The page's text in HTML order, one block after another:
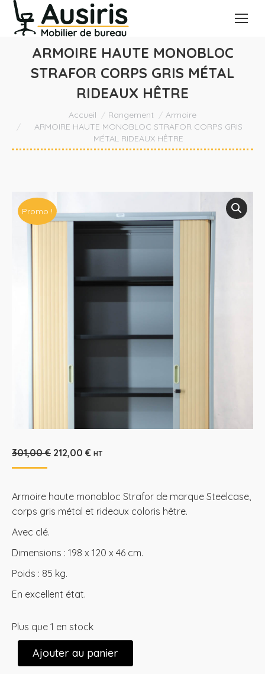
ARMOIRE HAUTE MONOBLOC
STRAFOR CORPS GRIS MÉTAL
RIDEAUX HÊTRE
Vous êtes ici :Accueil Rangement
Armoire
ARMOIRE HAUTE MONOBLOC STRAFOR CORPS GRIS
MÉTAL RIDEAUX HÊTRE
Promo !
301,00€ Le
301,00 €.
212,00 €Le
212,00 €.
HT
Armoire haute monobloc Strafor de marque Steelcase,
corps gris métal et rideaux coloris hêtre.
Avec clé.
Dimensions : 198 x 120 x 46 cm.
Poids : 85 kg.
En excellent état.
Plus que 1 en stock
Ajouter au panier